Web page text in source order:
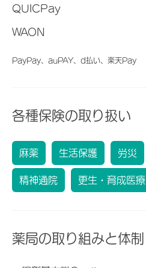
QUICPay
WAON
PayPay、auPAY、d払い、楽天Pay
各種保険の取り扱い
麻薬 生活保護 労災
精神通院 更生・育成医療
薬局の取り組みと体制